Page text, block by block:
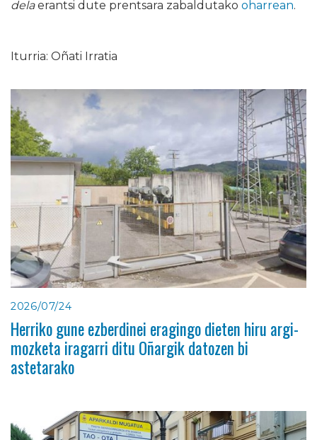
delaerantsi dute prentsara zabaldutako oharrean.
Iturria: Oñati Irratia
2026/07/24
Herriko gune ezberdinei eragingo dieten hiru argi-
mozketa iragarri ditu Oñargik datozen bi
astetarako